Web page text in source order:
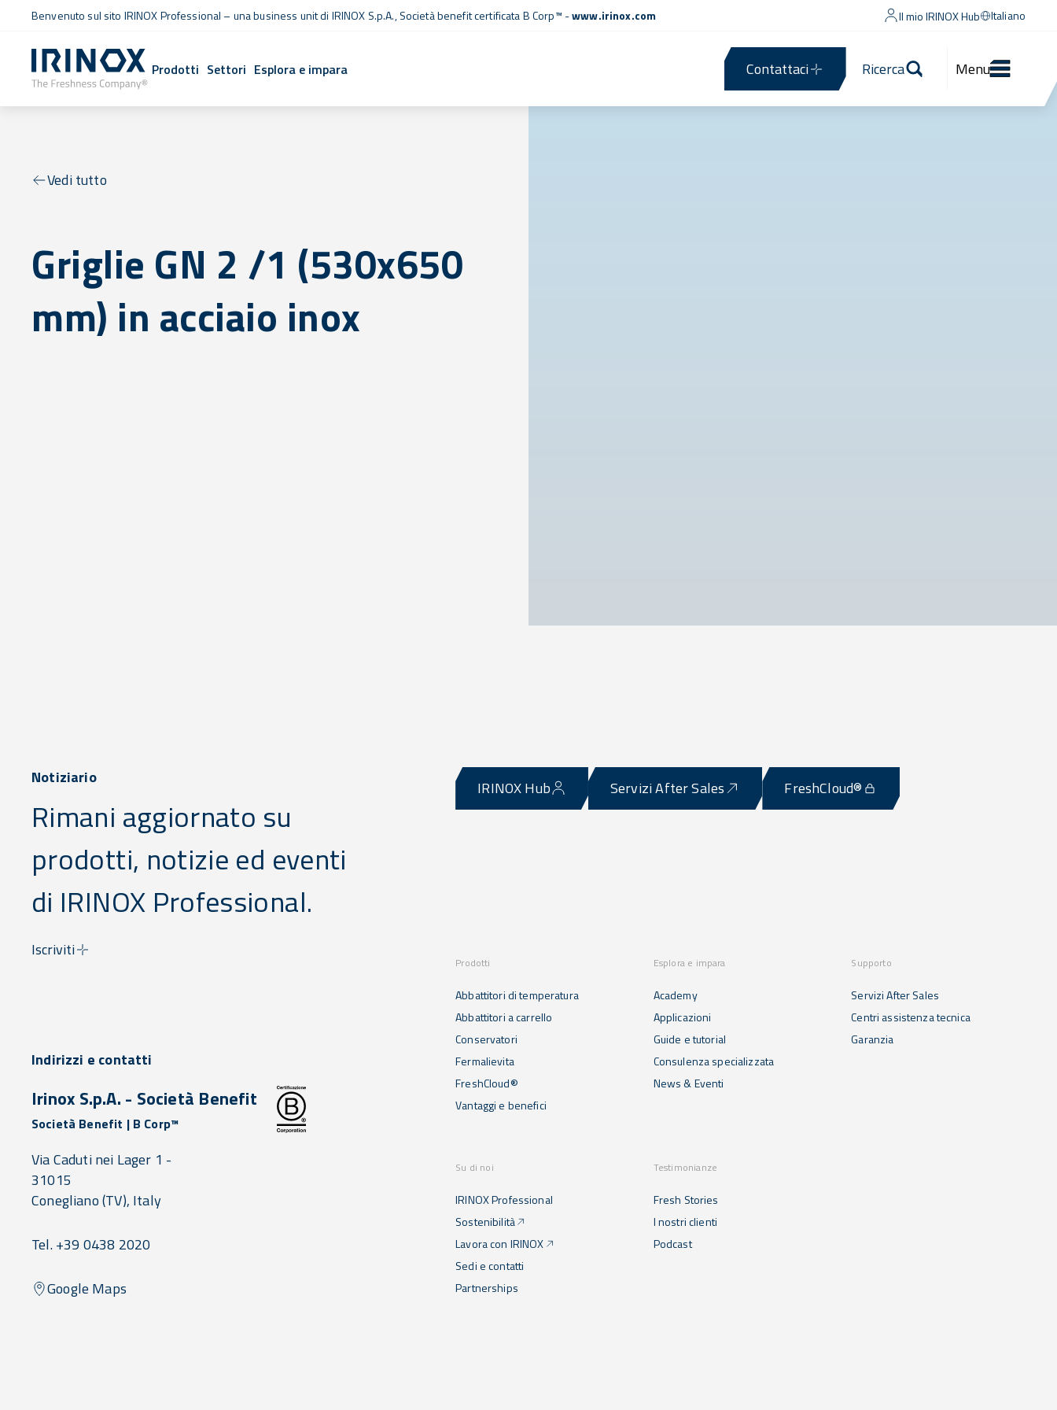
Benvenuto sul sito IRINOX Professional – una business unit di IRINOX S.p.A.,Società benefit certificata B Corp™ -www.irinox.com Il mio IRINOX Hub Italiano
Prodotti Settori Esplora e impara Contattaci Ricerca Menu
Vedi tutto
Griglie GN 2 /1 (530x650
mm) in acciaio inox
Notiziario
Rimani aggiornato su
prodotti, notizie ed eventi
di IRINOX Professional.
Iscriviti
IRINOX Hub Servizi After Sales FreshCloud®
Prodotti
Abbattitori di temperatura
Abbattitori a carrello
Conservatori
Fermalievita
FreshCloud®
Vantaggi e benefici
Esplora e impara
Academy
Applicazioni
Guide e tutorial
Consulenza specializzata
News & Eventi
Supporto
Servizi After Sales
Centri assistenza tecnica
Garanzia
Su di noi
IRINOX Professional
Sostenibilità
Lavora con IRINOX
Sedi e contatti
Partnerships
Testimonianze
Fresh Stories
I nostri clienti
Podcast
Indirizzi e contatti
Irinox S.p.A. - Società Benefit
Società Benefit | B Corp™
Via Caduti nei Lager 1 -
31015
Conegliano(TV), Italy
Tel. +39 0438 2020
Google Maps